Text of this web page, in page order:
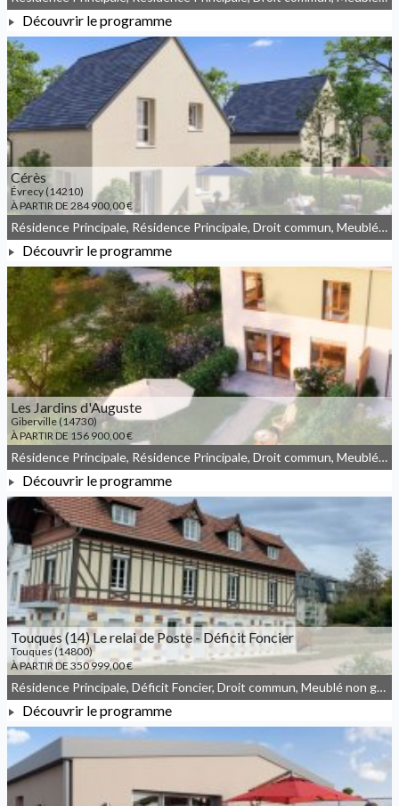
À PARTIR DE 183 900,00 €
Découvrir le programme
Cérès
Évrecy (14210)
À PARTIR DE 284 900,00 €
À PARTIR DE 284 900,00 €
Résidence Principale, Résidence Principale, Droit commun, Meublé non géré, JEANBRUN
Découvrir le programme
Les Jardins d'Auguste
Giberville (14730)
À PARTIR DE 156 900,00 €
À PARTIR DE 156 900,00 €
Résidence Principale, Résidence Principale, Droit commun, Meublé non géré, JEANBRUN
Découvrir le programme
Touques (14) Le relai de Poste - Déficit Foncier
Touques (14800)
À PARTIR DE 350 999,00 €
À PARTIR DE 350 999,00 €
Résidence Principale, Déficit Foncier, Droit commun, Meublé non géré
Découvrir le programme